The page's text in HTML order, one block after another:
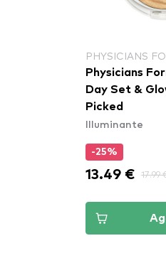
PHYSICIANS
Physicians
Day Set &
Picked
Illuminante
-25%
13.49 € 17.99